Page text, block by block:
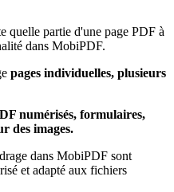
quelle partie d'une page PDF à
dans MobiPDF.
pages individuelles, plusieurs
numérisés, formulaires,
des images.
dans MobiPDF sont
et adapté aux fichiers